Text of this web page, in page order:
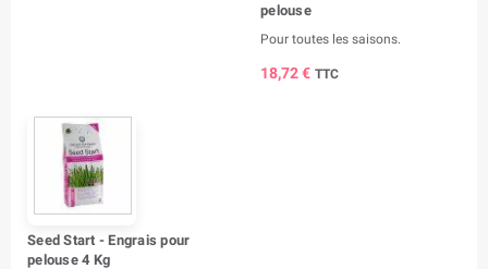
pelouse
Pour toutes les saisons.
18,72 € TTC
Seed Start - Engrais pour
pelouse 4 Kg